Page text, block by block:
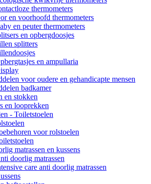
thermometers
en voorhoofd thermometers
en peuter thermometers
en opbergdoosjes
splitters
en ampullaria
voor oudere en gehandicapte mensen
badkamer
en stokken
en looprekken
- Toiletstoelen
voor rolstoelen
matrassen en kussens
doorlig matrassen
care anti doorlig matrassen